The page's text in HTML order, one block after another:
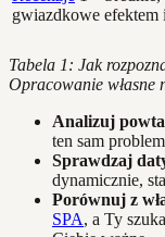
gwiazdkowe efektem
Tabela 1: Jak
Opracowanie własne
Analizuj
ten sam
Sprawdzaj
dynamicznie,
Porównuj z
SPA, a Ty